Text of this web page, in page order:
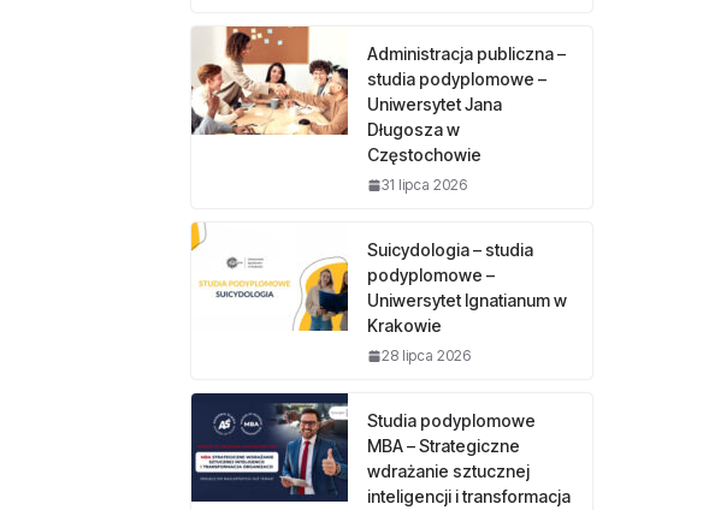
Administracja publiczna –
studia podyplomowe –
Uniwersytet Jana
Długosza w
Częstochowie
31 lipca 2026
Suicydologia – studia
podyplomowe –
Uniwersytet Ignatianum w
Krakowie
28 lipca 2026
Studia podyplomowe
MBA – Strategiczne
wdrażanie sztucznej
inteligencji i transformacja